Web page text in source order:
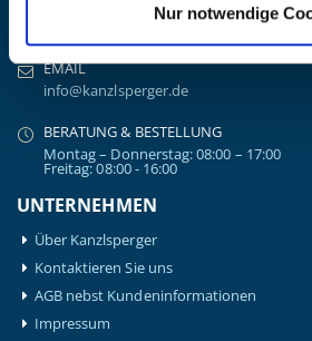
Nur notwendige
+49 (0) 9181/2593-0
EMAIL
info@kanzlsperger.de
BERATUNG & BESTELLUNG
Montag – Donnerstag: 08:00 – 17:00
Freitag: 08:00 - 16:00
UNTERNEHMEN
Über Kanzlsperger
Kontaktieren Sie uns
AGB nebst Kundeninformationen
Impressum